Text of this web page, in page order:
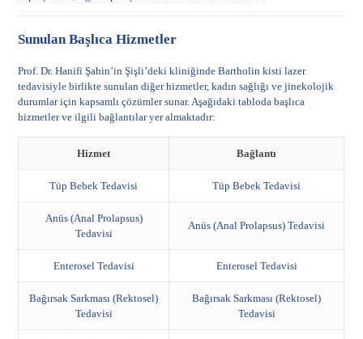
Sunulan Başlıca Hizmetler
Prof. Dr. Hanifi Şahin’in Şişli’deki kliniğinde Bartholin kisti lazer
tedavisiyle birlikte sunulan diğer hizmetler, kadın sağlığı ve jinekolojik
durumlar için kapsamlı çözümler sunar. Aşağıdaki tabloda başlıca
hizmetler ve ilgili bağlantılar yer almaktadır:
Hizmet Bağlantı
Tüp Bebek Tedavisi Tüp Bebek Tedavisi
Anüs (Anal Prolapsus)
Tedavisi
Anüs (Anal Prolapsus) Tedavisi
Enterosel Tedavisi Enterosel Tedavisi
Bağırsak Sarkması (Rektosel)
Tedavisi
Bağırsak Sarkması (Rektosel)
Tedavisi